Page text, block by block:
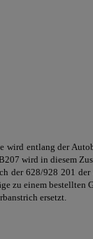
wird entlang der
wird in diesem
der 628/928 201 der
zu einem bestellten
ersetzt.